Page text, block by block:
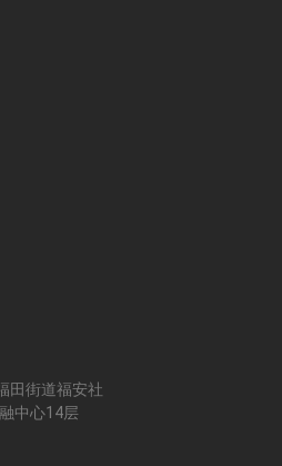
田街道福安社
中心14层